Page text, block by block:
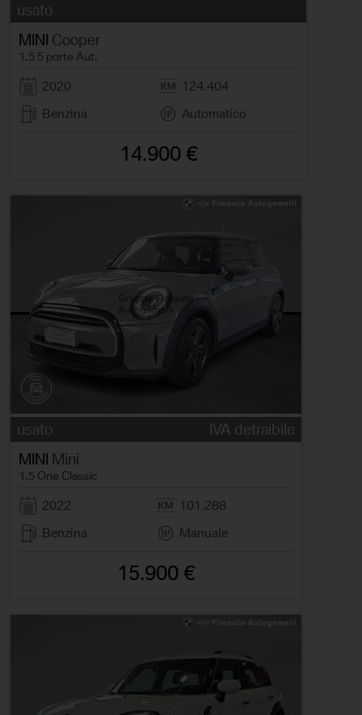
usato
MINI Cooper
1.5 5 porte Aut.
2020
124.404
Benzina
Automatico
14.900 €
usato
IVA detraibile
MINI Mini
1.5 One Classic
2022
101.288
Benzina
Manuale
15.900 €